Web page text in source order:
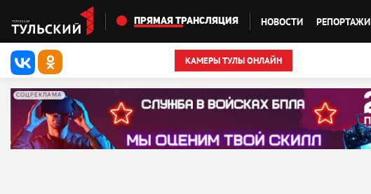
Перейти к основному содержанию
ПРЯМАЯ ТРАНСЛЯЦИЯ НОВОСТИ РЕПОРТАЖИ
КАМЕРЫ ТУЛЫ ОНЛАЙН
СОЦРЕКЛАМА